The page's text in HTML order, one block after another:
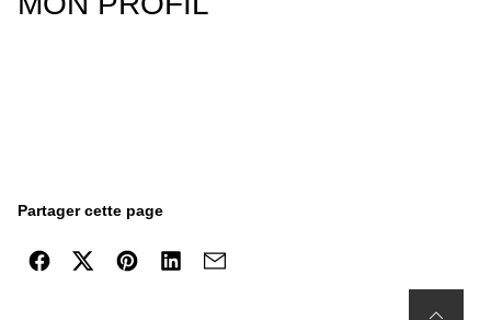
Partager cette page